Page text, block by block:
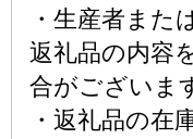
・生産者また
返礼品の内容
合がございま
・返礼品の在